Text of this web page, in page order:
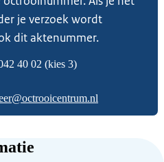
je verzoek wordt
dit aktenummer.
40 02 (kies 3)